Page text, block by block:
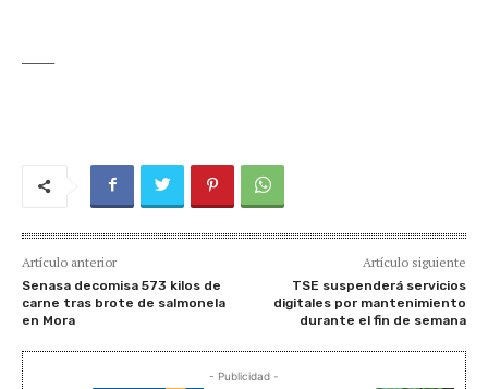
Artículo anterior
Senasa decomisa 573 kilos de
carne tras brote de salmonela
en Mora
Artículo siguiente
TSE suspenderá servicios
digitales por mantenimiento
durante el fin de semana
- Publicidad -